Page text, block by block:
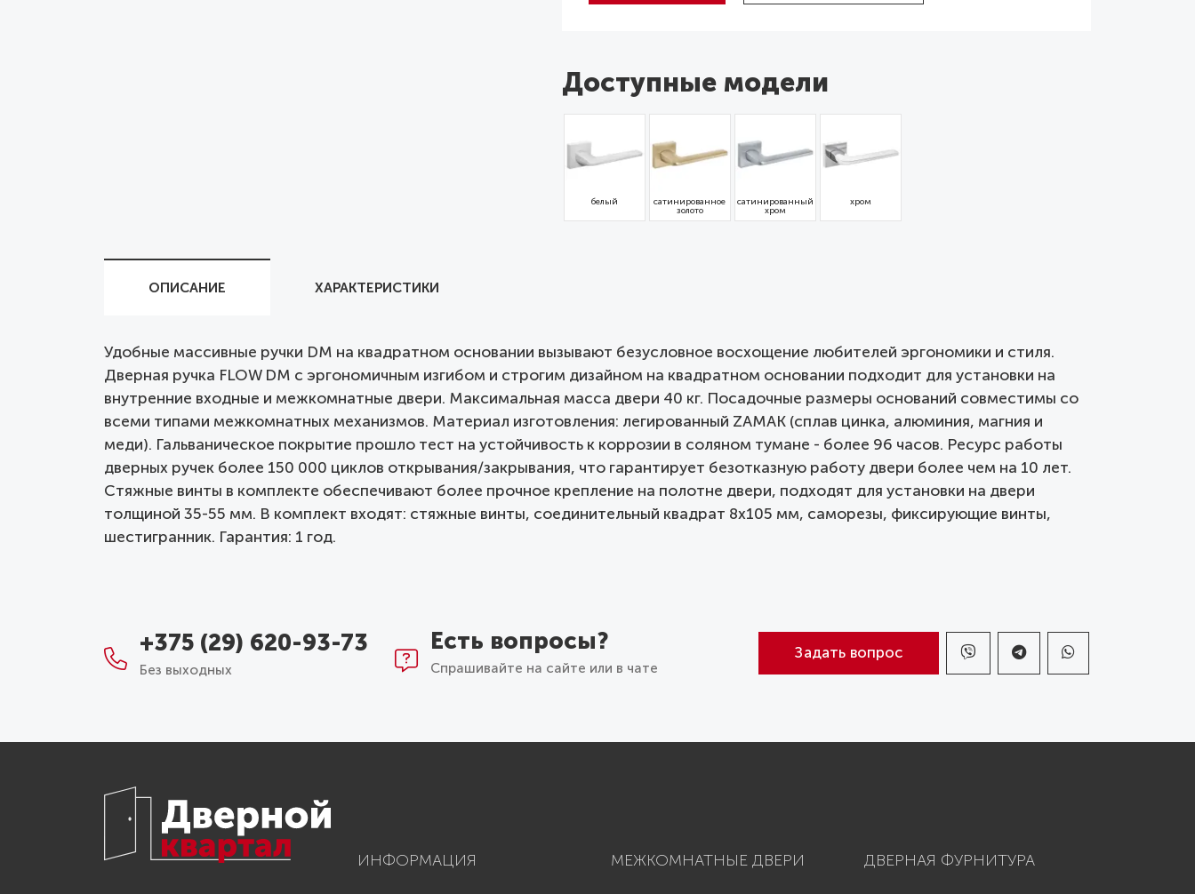
Доступные модели
белый
сатинированное
золото
сатинированный
хром
хром
ОПИСАНИЕ ХАРАКТЕРИСТИКИ
Удобные массивные ручки DM на квадратном основании вызывают безусловное восхощение любителей эргономики и стиля.
Дверная ручка FLOW DM с эргономичным изгибом и строгим дизайном на квадратном основании подходит для установки на
внутренние входные и межкомнатные двери. Максимальная масса двери 40 кг. Посадочные размеры оснований совместимы со
всеми типами межкомнатных механизмов. Материал изготовления: легированный ZAMAK (сплав цинка, алюминия, магния и
меди). Гальваническое покрытие прошло тест на устойчивость к коррозии в соляном тумане - более 96 часов. Ресурс работы
дверных ручек более 150 000 циклов открывания/закрывания, что гарантирует безотказную работу двери более чем на 10 лет.
Стяжные винты в комплекте обеспечивают более прочное крепление на полотне двери, подходят для установки на двери
толщиной 35-55 мм. В комплект входят: стяжные винты, соединительный квадрат 8x105 мм, саморезы, фиксирующие винты,
шестигранник. Гарантия: 1 год.
+375 (29) 620-93-73
Без выходных
Есть вопросы?
Спрашивайте на сайте или в чате
Задать вопрос
ИНФОРМАЦИЯ МЕЖКОМНАТНЫЕ ДВЕРИ ДВЕРНАЯ ФУРНИТУРА